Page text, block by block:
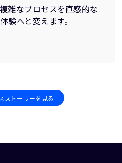
雑なプロセスを直感的な
験へと変えます。
ストーリーを見る